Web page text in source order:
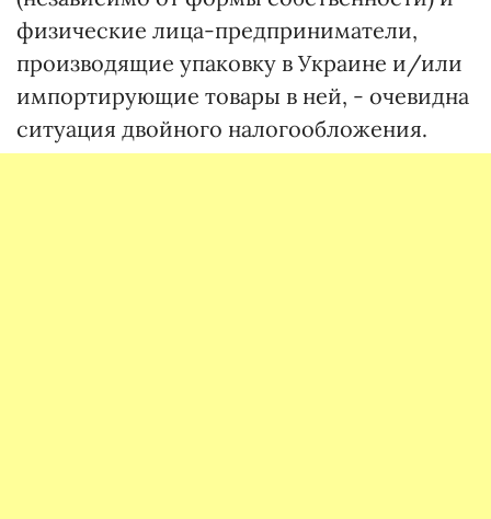
физические лица-предприниматели,
производящие упаковку в Украине и/или
импортирующие товары в ней, - очевидна
ситуация двойного налогообложения.